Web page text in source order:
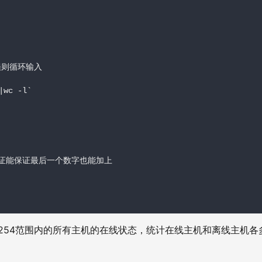
循环输入
-l`
证最后一个数字也能加上
范围内的所有主机的在线状态，统计在线主机和离线主机各